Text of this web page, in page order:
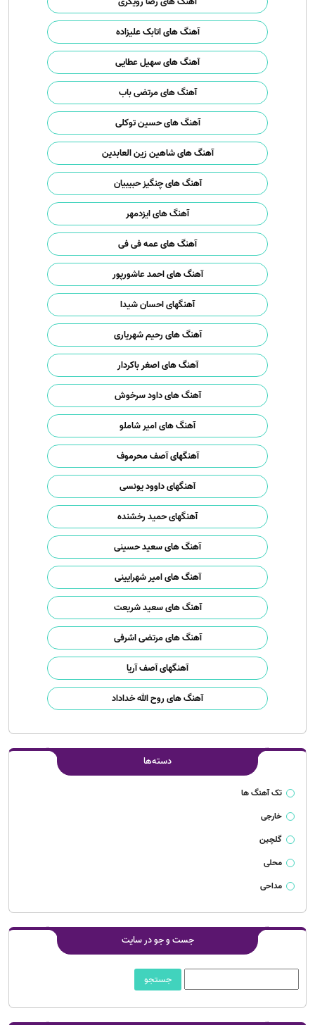
آهنگ های اتابک علیزاده
آهنگ های سهیل عطایی
آهنگ های مرتضی باب
آهنگ های حسین توکلی
آهنگ های شاهین زین العابدین
آهنگ های چنگیز حبیبیان
آهنگ های ایزدمهر
آهنگ های عمه فی فی
آهنگ های احمد عاشورپور
آهنگهای احسان شیدا
آهنگ های رحیم شهریاری
آهنگ های اصغر باکردار
آهنگ های داود سرخوش
آهنگ های امیر شاملو
آهنگهای آصف محرموف
آهنگهای داوود یونسی
آهنگهای حمید رخشنده
آهنگ های سعید حسینی
آهنگ های امیر شهرایینی
آهنگ های سعید شریعت
آهنگ های مرتضی اشرفی
آهنگهای آصف آریا
آهنگ های روح الله خداداد
دسته‌ها
تک آهنگ ها
خارجی
گلچین
محلی
مداحی
جست و جو در سایت